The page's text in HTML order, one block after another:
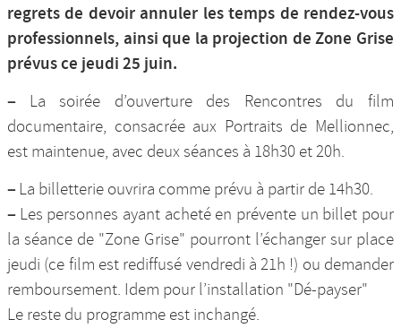
regrets de devoir annuler les temps de rendez-vous
professionnels, ainsi que la projection de Zone Grise
prévus ce jeudi 25 juin.
–La soirée d’ouverture des Rencontres du film
documentaire, consacrée aux Portraits de Mellionnec,
est maintenue, avec deux séances à 18h30 et 20h.
–La billetterie ouvrira comme prévu à partir de 14h30.
–Les personnes ayant acheté en prévente un billet pour
la séance de "Zone Grise" pourront l’échanger sur place
jeudi (ce film est rediffusé vendredi à 21h !) ou demander
remboursement. Idem pour l’installation "Dé-payser"
Le reste du programme est inchangé.